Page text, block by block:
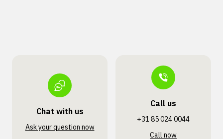
Chat with us
Ask your question now
Call us
+31 85 024 0044
Call now